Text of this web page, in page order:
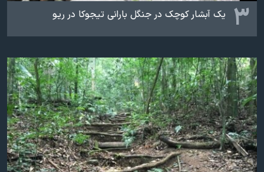
۳ یک آبشار کوچک در جنگل بارانی تیجوکا در ریو